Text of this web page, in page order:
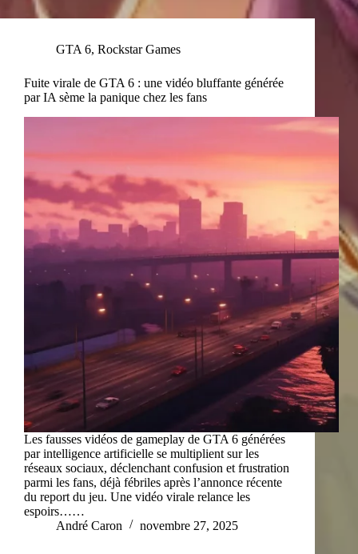
GTA 6, Rockstar Games
Fuite virale de GTA 6 : une vidéo bluffante générée
par IA sème la panique chez les fans
Les fausses vidéos de gameplay de GTA 6 générées
par intelligence artificielle se multiplient sur les
réseaux sociaux, déclenchant confusion et frustration
parmi les fans, déjà fébriles après l’annonce récente
du report du jeu. Une vidéo virale relance les
espoirs……
André Caron
novembre 27, 2025